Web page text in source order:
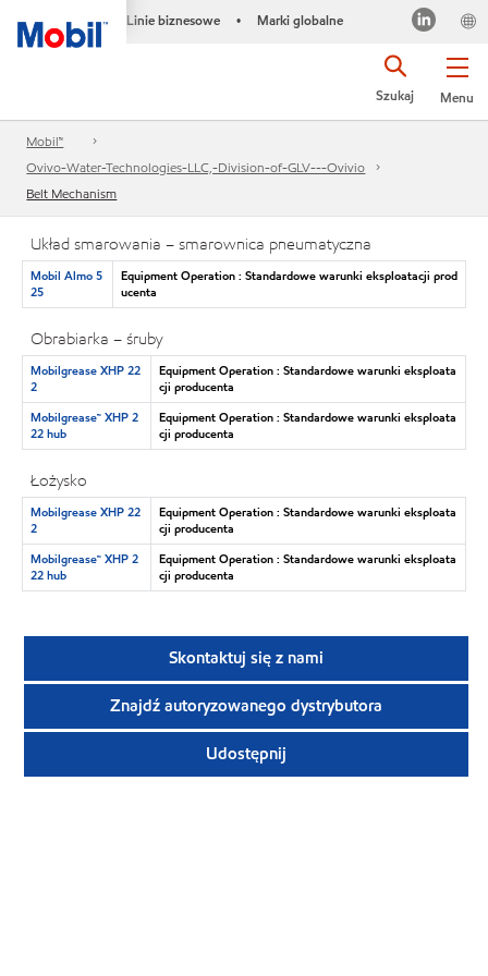
Linie biznesowe • Marki globalne
Menu
Szukaj
Mobil™
Ovivo-Water-Technologies-LLC,-Division-of-GLV---Ovivio
Belt Mechanism
Układ smarowania – smarownica pneumatyczna
Mobil Almo 5
25
Equipment Operation : Standardowe warunki eksploatacji prod
ucenta
Obrabiarka – śruby
Mobilgrease XHP 22
2
Equipment Operation : Standardowe warunki eksploata
cji producenta
Mobilgrease™ XHP 2
22 hub
Equipment Operation : Standardowe warunki eksploata
cji producenta
Łożysko
Mobilgrease XHP 22
2
Equipment Operation : Standardowe warunki eksploata
cji producenta
Mobilgrease™ XHP 2
22 hub
Equipment Operation : Standardowe warunki eksploata
cji producenta
Skontaktuj się z nami
Znajdź autoryzowanego dystrybutora
Udostępnij